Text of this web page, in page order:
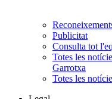
Publicitat
Consulta tot
Totes les
Garrotxa
Totes les